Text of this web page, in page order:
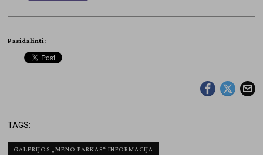
Pasidalinti:
TAGS:
GALERIJOS „MENO PARKAS“ INFORMACIJA